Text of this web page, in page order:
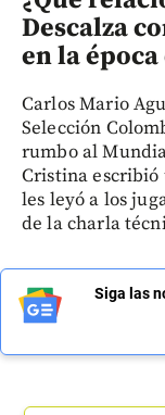
Descalza
en la
Carlos Mario
Selección
rumbo al
Cristina escribió
les leyó a los
de la charla
Siga las